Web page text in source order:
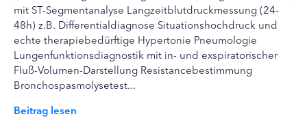
mit ST-Segmentanalyse Langzeitblutdruckmessung (24-
48h) z.B. Differentialdiagnose Situationshochdruck und
echte therapiebedürftige Hypertonie Pneumologie
Lungenfunktionsdiagnostik mit in- und exspiratorischer
Fluß-Volumen-Darstellung Resistancebestimmung
Bronchospasmolysetest...
Beitrag lesen